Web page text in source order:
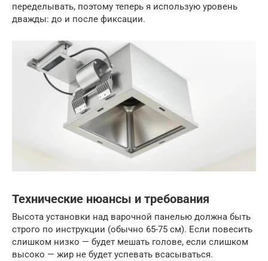
переделывать, поэтому теперь я использую уровень
дважды: до и после фиксации.
Технические нюансы и требования
Высота установки над варочной панелью должна быть
строго по инструкции (обычно 65-75 см). Если повесить
слишком низко — будет мешать голове, если слишком
высоко — жир не будет успевать всасываться.